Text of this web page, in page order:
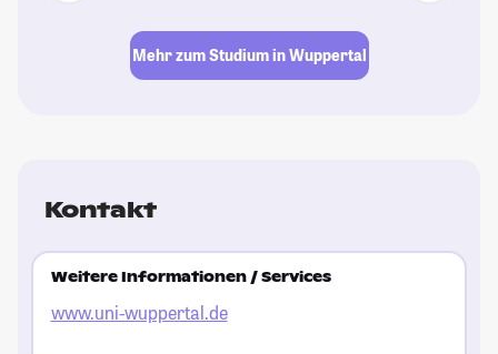
Mehr zum Studium in Wuppertal
Kontakt
Weitere Informationen / Services
www.uni-wuppertal.de